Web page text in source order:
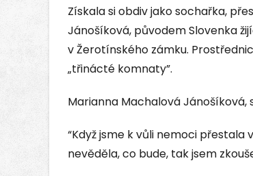
Získala si obdiv jako sochařka,
Jánošíková, původem Slovenka
v Žerotínského zámku.
„třinácté komnaty”.
Marianna Machalová Jánošíková,
“Když jsme k vůli nemoci
nevěděla, co bude, tak jsem